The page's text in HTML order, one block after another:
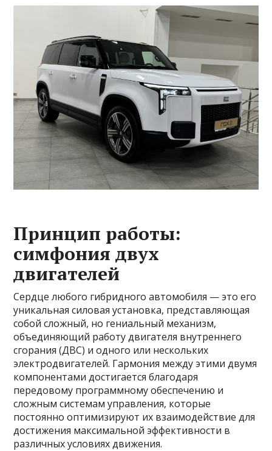
Принцип работы:
симфония двух
двигателей
Сердце любого гибридного автомобиля — это его
уникальная силовая установка, представляющая
собой сложный, но гениальный механизм,
объединяющий работу двигателя внутреннего
сгорания (ДВС) и одного или нескольких
электродвигателей. Гармония между этими двумя
компонентами достигается благодаря
передовому программному обеспечению и
сложным системам управления, которые
постоянно оптимизируют их взаимодействие для
достижения максимальной эффективности в
различных условиях движения.